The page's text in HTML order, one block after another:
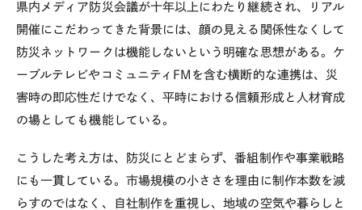
県内メディア防災会議が十年以上にわたり継続され、リアル
開催にこだわってきた背景には、顔の見える関係性なくして
防災ネットワークは機能しないという明確な思想がある。ケ
ーブルテレビやコミュニティ FM を含む横断的な連携は、災
害時の即応性だけでなく、平時における信頼形成と人材育成
の場としても機能している。
こうした考え方は、防災にとどまらず、番組制作や事業戦略
にも一貫している。市場規模の小ささを理由に制作本数を減
らすのではなく、自社制作を重視し、地域の空気や暮らしと